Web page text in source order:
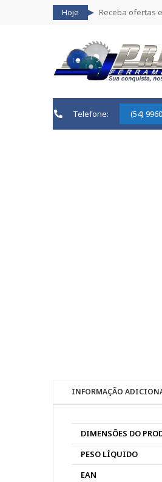
Hoje Receba ofertas
Telefone: (54)
INFORMAÇÃO
DIMENSÕES DO
PESO LÍQUIDO
EAN